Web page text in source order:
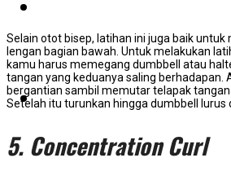
KONTAK KAMI
Selain otot bisep, latihan ini juga baik
lengan bagian bawah. Untuk melakukan
kamu harus memegang dumbbell atau
tangan yang keduanya saling berhadapan.
bergantian sambil memutar telapak
Setelah itu turunkan hingga dumbbell lurus
5. Concentration Curl